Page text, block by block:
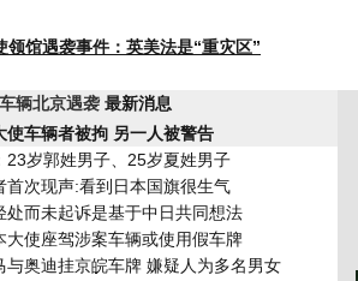
领馆遇袭事件：英美法是“重灾区”
辆北京遇袭 最新消息
使车辆者被拘 另一人被警告
23岁郭姓男子、25岁夏姓男子
首次现声:看到日本国旗很生气
处而未起诉是基于中日共同想法
大使座驾涉案车辆或使用假车牌
与奥迪挂京皖车牌 嫌疑人为多名男女